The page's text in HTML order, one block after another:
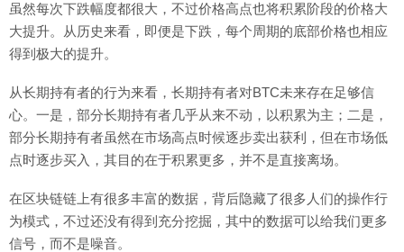
虽然每次下跌幅度都很大，不过价格高点也将积累阶段的价格大
大提升。从历史来看，即便是下跌，每个周期的底部价格也相应
得到极大的提升。
从长期持有者的行为来看，长期持有者对BTC未来存在足够信
心。一是，部分长期持有者几乎从来不动，以积累为主；二是，
部分长期持有者虽然在市场高点时候逐步卖出获利，但在市场低
点时逐步买入，其目的在于积累更多，并不是直接离场。
在区块链链上有很多丰富的数据，背后隐藏了很多人们的操作行
为模式，不过还没有得到充分挖掘，其中的数据可以给我们更多
信号，而不是噪音。